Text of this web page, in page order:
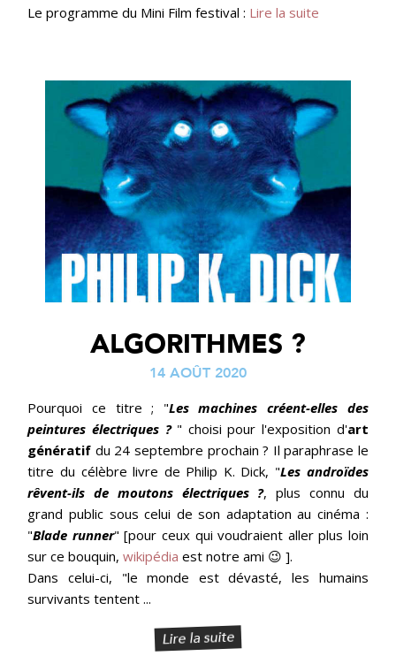
Le programme du Mini Film festival : Lire la suite
ALGORITHMES ?
14 AOÛT 2020
Pourquoi ce titre ; "Les machines créent-elles des
peintures électriques ?" choisi pour l'exposition d'art
génératif du 24 septembre prochain ? Il paraphrase le
titre du célèbre livre de Philip K. Dick, "Les androïdes
rêvent-ils de moutons électriques ?, plus connu du
grand public sous celui de son adaptation au cinéma :
"Blade runner" [pour ceux qui voudraient aller plus loin
sur ce bouquin,wikipédia est notre ami 😉 ].
Dans celui-ci, "le monde est dévasté, les humains
survivants tentent ...
Lire la suite